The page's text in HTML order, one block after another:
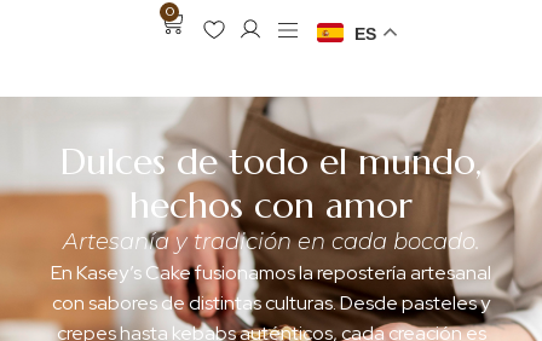
0
ES
Dulces de todo el mundo,
hechos con amor
Artesanía y tradición en cada bocado.
En Kasey’s Cake fusionamos la repostería artesanal
con sabores de distintas culturas. Desde pasteles y
crepes hasta kebabs auténticos, cada creación es